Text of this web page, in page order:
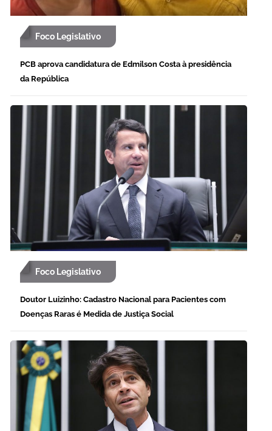
Foco Legislativo
PCB aprova candidatura de Edmilson Costa à presidência
da República
Foco Legislativo
Doutor Luizinho: Cadastro Nacional para Pacientes com
Doenças Raras é Medida de Justiça Social